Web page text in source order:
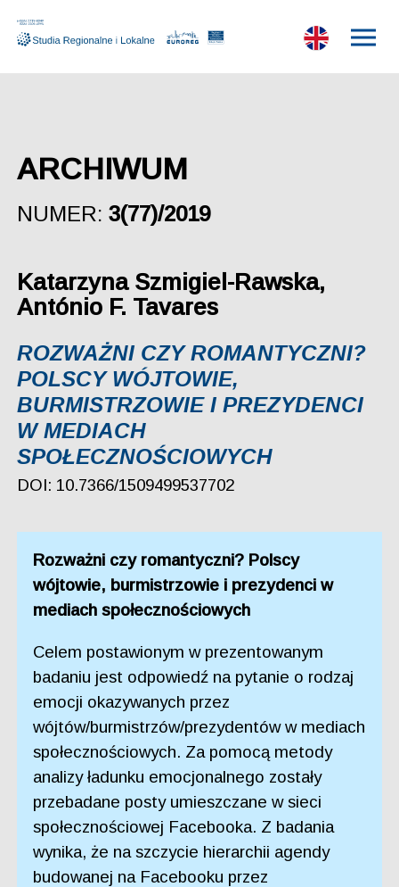
ARCHIWUM
NUMER: 3(77)/2019
Katarzyna Szmigiel-Rawska,
António F. Tavares
ROZWAŻNI CZY ROMANTYCZNI?
POLSCY WÓJTOWIE,
BURMISTRZOWIE I PREZYDENCI
W MEDIACH
SPOŁECZNOŚCIOWYCH
DOI: 10.7366/1509499537702
Rozważni czy romantyczni? Polscy
wójtowie, burmistrzowie i prezydenci w
mediach społecznościowych
Celem postawionym w prezentowanym
badaniu jest odpowiedź na pytanie o rodzaj
emocji okazywanych przez
wójtów/burmistrzów/prezydentów w mediach
społecznościowych. Za pomocą metody
analizy ładunku emocjonalnego zostały
przebadane posty umieszczane w sieci
społecznościowej Facebooka. Z badania
wynika, że na szczycie hierarchii agendy
budowanej na Facebooku przez